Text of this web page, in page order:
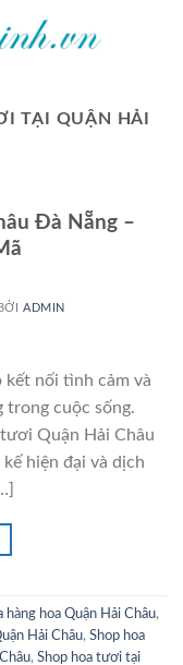
TẠI QUẬN HẢI
Đà Nẵng –
BỞI ADMIN
kết nối tình cảm và
trong cuộc sống.
Quận Hải Châu
hiện đại và dịch
hàng hoa Quận Hải Châu,
Hải Châu, Shop hoa
, Shop hoa tươi tại